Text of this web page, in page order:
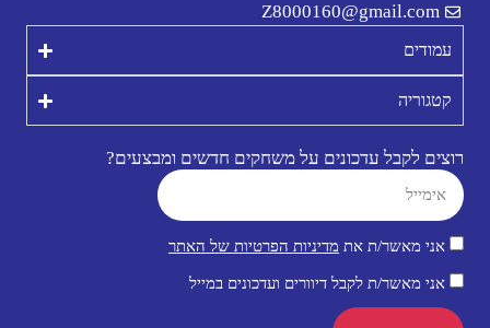
Z8000160@gmail.com
עמודים
קטגוריה
רוצים לקבל עדכונים על משחקים חדשים ומבצעים?
אני מאשר/ת את מדיניות הפרטיות של האתר
אני מאשר/ת לקבל דיוורים ועדכונים במייל